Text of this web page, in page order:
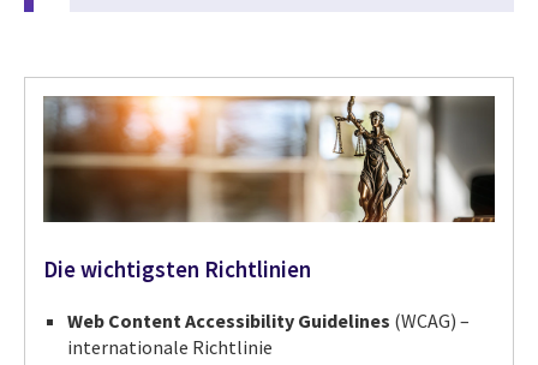
Die wichtigsten Richtlinien
Web Content Accessibility Guidelines (WCAG) –
internationale Richtlinie